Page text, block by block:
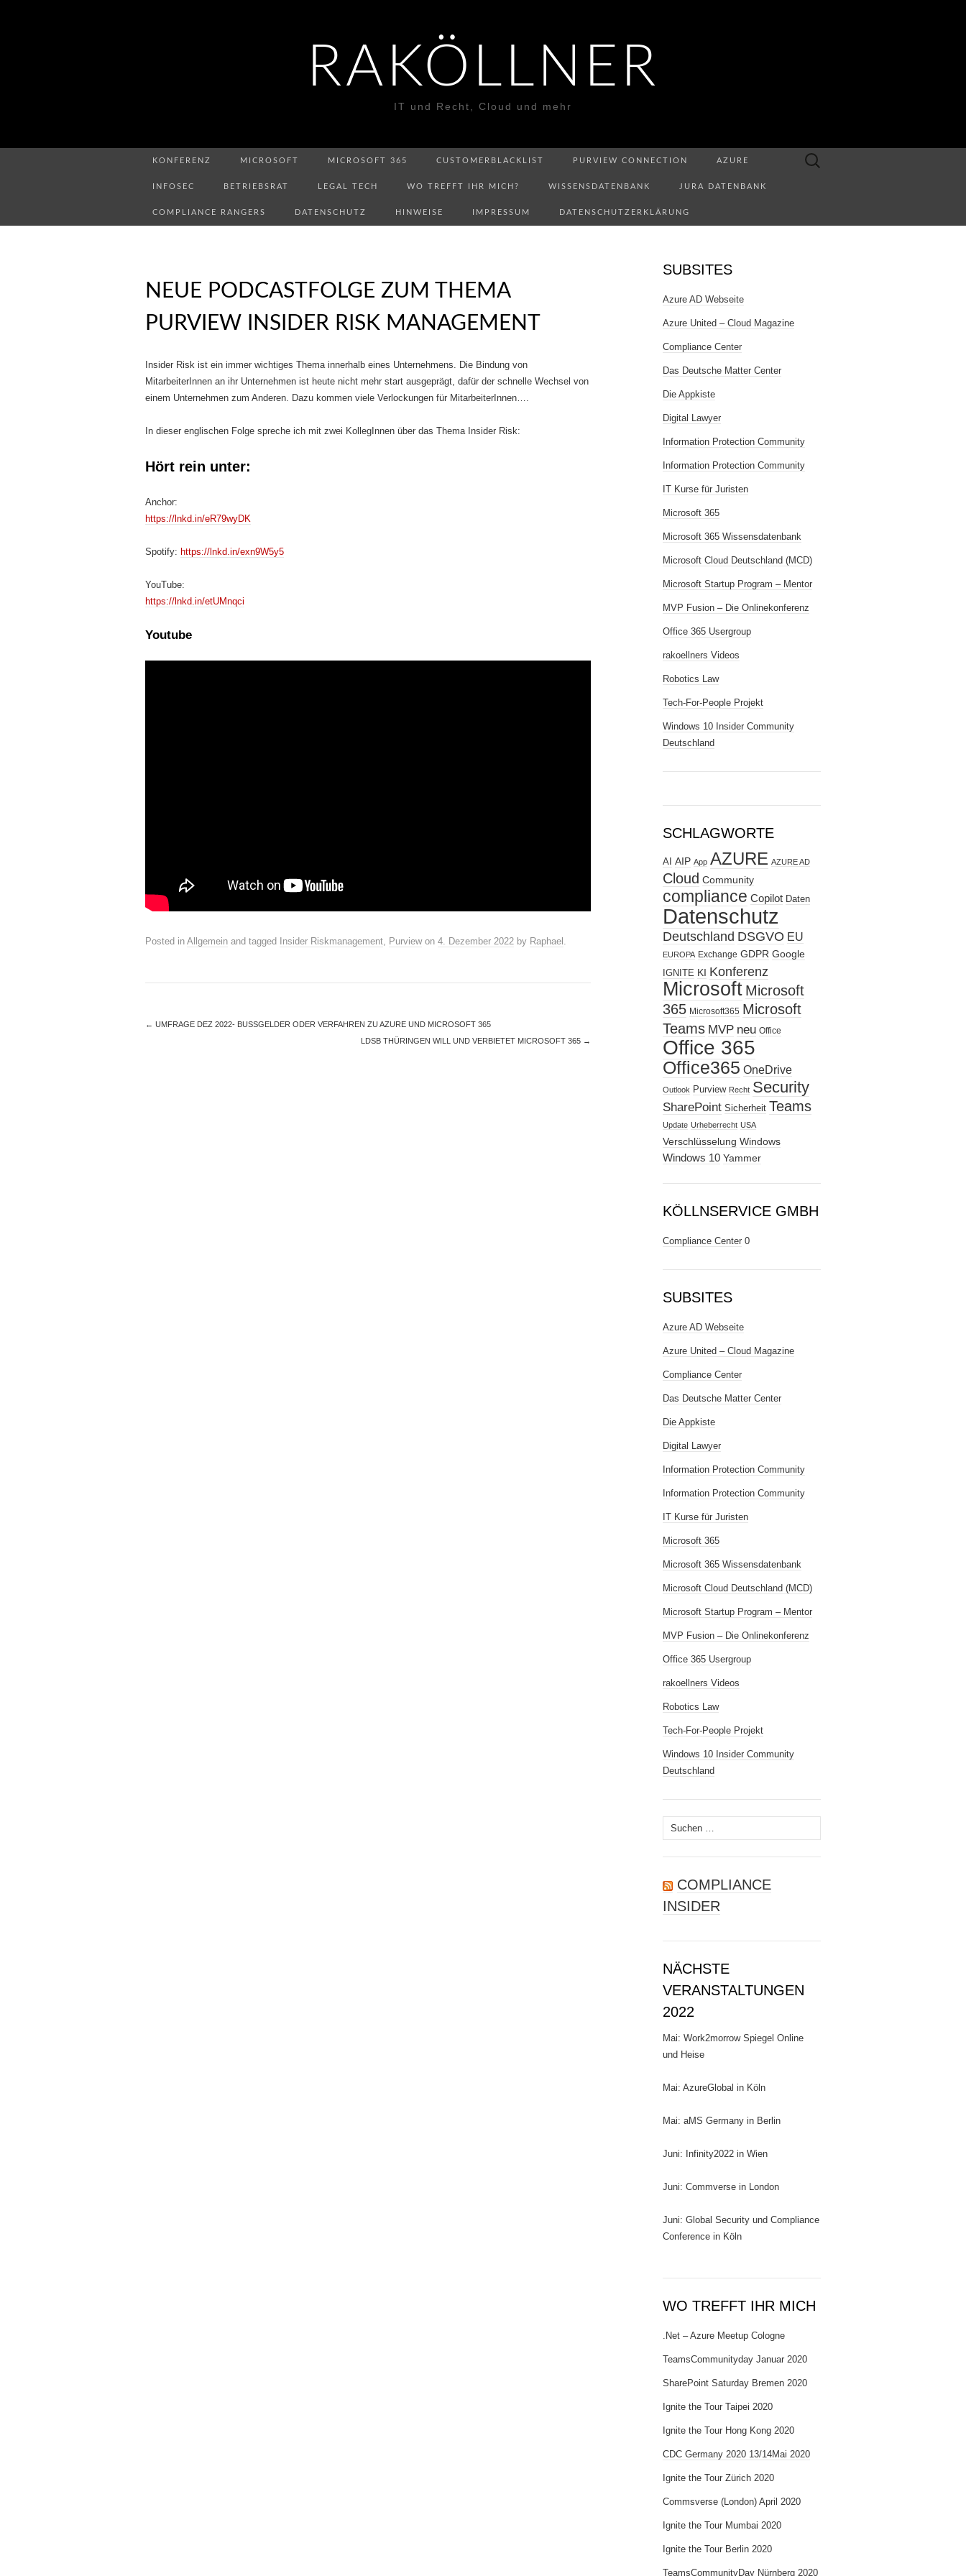
RAKÖLLNER
IT und Recht, Cloud und mehr
KONFERENZ MICROSOFT MICROSOFT 365 CUSTOMERBLACKLIST PURVIEW CONNECTION AZURE
INFOSEC BETRIEBSRAT LEGAL TECH WO TREFFT IHR MICH? WISSENSDATENBANK JURA DATENBANK
COMPLIANCE RANGERS DATENSCHUTZ HINWEISE IMPRESSUM DATENSCHUTZERKLÄRUNG
Suchen
NEUE PODCASTFOLGE ZUM THEMA
PURVIEW INSIDER RISK MANAGEMENT
Insider Risk ist ein immer wichtiges Thema innerhalb eines Unternehmens. Die Bindung von
MitarbeiterInnen an ihr Unternehmen ist heute nicht mehr start ausgeprägt, dafür der schnelle Wechsel von
einem Unternehmen zum Anderen. Dazu kommen viele Verlockungen für MitarbeiterInnen….
In dieser englischen Folge spreche ich mit zwei KollegInnen über das Thema Insider Risk:
Hört rein unter:
Anchor:
https://lnkd.in/eR79wyDK
Spotify: https://lnkd.in/exn9W5y5
YouTube:
https://lnkd.in/etUMnqci
Youtube
Posted in Allgemein and tagged Insider Riskmanagement, Purviewon 4. Dezember 2022 by Raphael .
← UMFRAGE DEZ 2022- BUSSGELDER ODER VERFAHREN ZU AZURE UND MICROSOFT 365
LDSB THÜRINGEN WILL UND VERBIETET MICROSOFT 365 →
SUBSITES
Azure AD Webseite
Azure United – Cloud Magazine
Compliance Center
Das Deutsche Matter Center
Die Appkiste
Digital Lawyer
Information Protection Community
Information Protection Community
IT Kurse für Juristen
Microsoft 365
Microsoft 365 Wissensdatenbank
Microsoft Cloud Deutschland (MCD)
Microsoft Startup Program – Mentor
MVP Fusion – Die Onlinekonferenz
Office 365 Usergroup
rakoellners Videos
Robotics Law
Tech-For-People Projekt
Windows 10 Insider Community
Deutschland
SCHLAGWORTE
AI AIP App AZURE AZURE AD
Cloud Community
compliance Copilot Daten
Datenschutz
Deutschland DSGVO EU
EUROPA Exchange GDPR Google
IGNITE KI Konferenz
Microsoft Microsoft
365 Microsoft365 Microsoft
Teams MVP neu Office
Office 365
Office365 OneDrive
Outlook Purview Recht Security
SharePoint Sicherheit Teams
Update Urheberrecht USA
Verschlüsselung Windows
Windows 10 Yammer
KÖLLNSERVICE GMBH
Compliance Center 0
SUBSITES
Azure AD Webseite
Azure United – Cloud Magazine
Compliance Center
Das Deutsche Matter Center
Die Appkiste
Digital Lawyer
Information Protection Community
Information Protection Community
IT Kurse für Juristen
Microsoft 365
Microsoft 365 Wissensdatenbank
Microsoft Cloud Deutschland (MCD)
Microsoft Startup Program – Mentor
MVP Fusion – Die Onlinekonferenz
Office 365 Usergroup
rakoellners Videos
Robotics Law
Tech-For-People Projekt
Windows 10 Insider Community
Deutschland
Suchen
nach:
COMPLIANCE
INSIDER
NÄCHSTE
VERANSTALTUNGEN
2022
Mai: Work2morrow Spiegel Online
und Heise
Mai: AzureGlobal in Köln
Mai: aMS Germany in Berlin
Juni: Infinity2022 in Wien
Juni: Commverse in London
Juni: Global Security und Compliance
Conference in Köln
WO TREFFT IHR MICH
.Net – Azure Meetup Cologne
TeamsCommunityday Januar 2020
SharePoint Saturday Bremen 2020
Ignite the Tour Taipei 2020
Ignite the Tour Hong Kong 2020
CDC Germany 2020 13/14Mai 2020
Ignite the Tour Zürich 2020
Commsverse (London) April 2020
Ignite the Tour Mumbai 2020
Ignite the Tour Berlin 2020
TeamsCommunityDay Nürnberg 2020